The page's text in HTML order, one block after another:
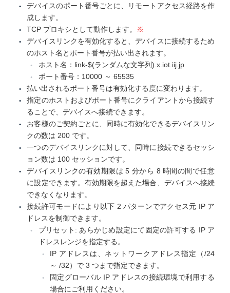
デバイスのポート番号ごとに、リモートアクセス経路を作
成します。
TCP プロキシとして動作します。
※
デバイスリンクを有効化すると、デバイスに接続するため
のホスト名とポート番号が払い出されます。
ホスト名：link-$(ランダムな文字列).x.iot.iij.jp
ポート番号：10000 ～ 65535
払い出されるポート番号は有効化する度に変わります。
指定のホストおよびポート番号にクライアントから接続す
ることで、デバイスへ接続できます。
お客様のご契約ごとに、同時に有効化できるデバイスリン
クの数は 200 です。
一つのデバイスリンクに対して、同時に接続できるセッシ
ョン数は 100 セッションです。
デバイスリンクの有効期限は 5 分から 8 時間の間で任意
に設定できます。有効期限を超えた場合、デバイスへ接続
できなくなります。
接続許可モードにより以下 2 パターンでアクセス元 IP ア
ドレスを制御できます。
プリセット: あらかじめ設定にて固定の許可する IP ア
ドレスレンジを指定する。
IP アドレスは、ネットワークアドレス指定（/24
～ /32）で 3 つまで指定できます。
固定グローバル IP アドレスの接続環境で利用する
場合にご利用ください。